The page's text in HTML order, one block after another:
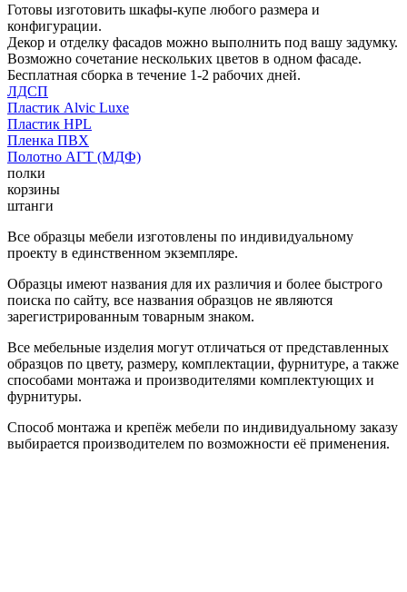
Готовы изготовить шкафы-купе любого размера и
конфигурации.
Декор и отделку фасадов можно выполнить под вашу задумку.
Возможно сочетание нескольких цветов в одном фасаде.
Бесплатная сборка в течение 1-2 рабочих дней.
ЛДСП
Пластик Alvic Luxe
Пластик HPL
Пленка ПВХ
Полотно АГТ (МДФ)
полки
корзины
штанги
Все образцы мебели изготовлены по индивидуальному
проекту в единственном экземпляре.
Образцы имеют названия для их различия и более быстрого
поиска по сайту, все названия образцов не являются
зарегистрированным товарным знаком.
Все мебельные изделия могут отличаться от представленных
образцов по цвету, размеру, комплектации, фурнитуре, а также
способами монтажа и производителями комплектующих и
фурнитуры.
Способ монтажа и крепёж мебели по индивидуальному заказу
выбирается производителем по возможности её применения.